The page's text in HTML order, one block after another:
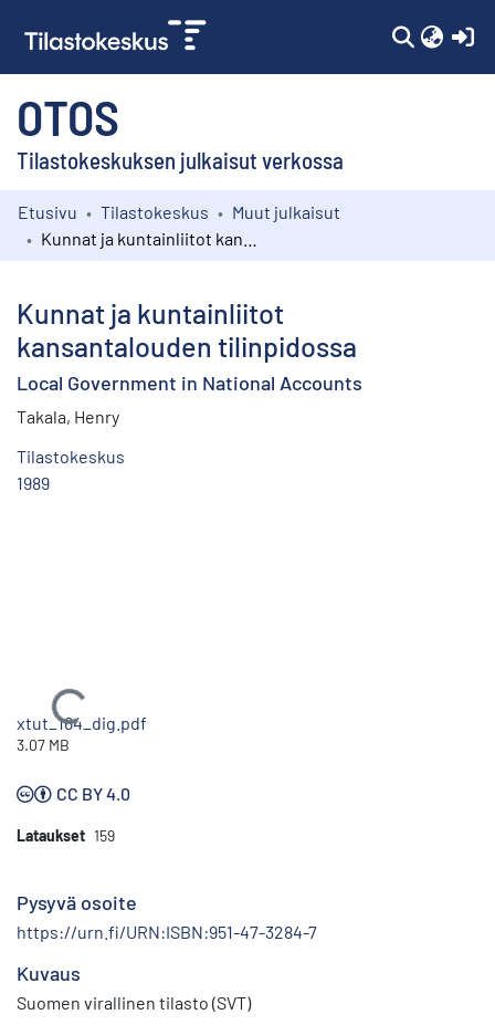
OTOS
Tilastokeskuksen julkaisut verkossa
Kokoelmat
Etusivu Tilastokeskus
Muut julkaisut
Kunnat ja kuntainliitot
kansantalouden tilinpidossa
Local Government in National Accounts
Takala, Henry
Tilastokeskus
1989
Ladataan...
xtut_164_dig.pdf
3.07 MB
CC BY 4.0
Lataukset 159
Pysyvä osoite
https://urn.fi/URN:ISBN:951-47-3284-7
Kuvaus
Suomen virallinen tilasto (SVT)